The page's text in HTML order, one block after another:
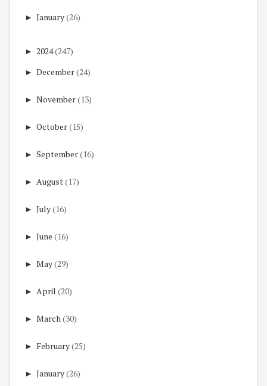
► January(26)
► 2024(247)
► December(24)
► November(13)
► October(15)
► September(16)
► August(17)
► July(16)
► June (16)
► May(29)
► April (20)
► March(30)
► February(25)
► January(26)